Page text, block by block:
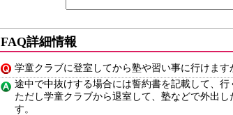
FAQ詳細情報
学童クラブに登室してから塾や習い事に行けます
途中で中抜けする場合には誓約書を記載して、行
ただし学童クラブから退室して、塾などで外出
す。